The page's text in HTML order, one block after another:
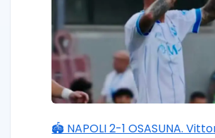
🏟️ NAPOLI 2-1 OSASUNA.